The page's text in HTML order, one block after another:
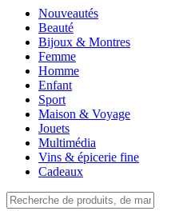
Nouveautés
Beauté
Bijoux & Montres
Femme
Homme
Enfant
Sport
Maison & Voyage
Jouets
Multimédia
Vins & épicerie fine
Cadeaux